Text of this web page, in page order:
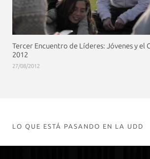
Tercer Encuentro de Líderes: Jóvenes y el
2012
27/08/2012
LO QUE ESTÁ PASANDO EN LA UDD